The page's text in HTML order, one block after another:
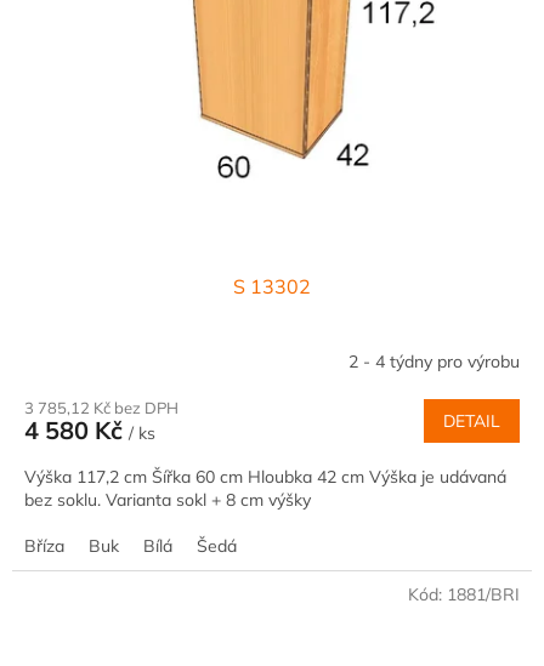
S 13302
2 - 4 týdny pro výrobu
3 785,12 Kč bez DPH
4 580 Kč / ks
DETAIL
Výška 117,2 cm Šířka 60 cm Hloubka 42 cm Výška je udávaná
bez soklu. Varianta sokl + 8 cm výšky
Bříza Buk Bílá Šedá
Kód: 1881/BRI